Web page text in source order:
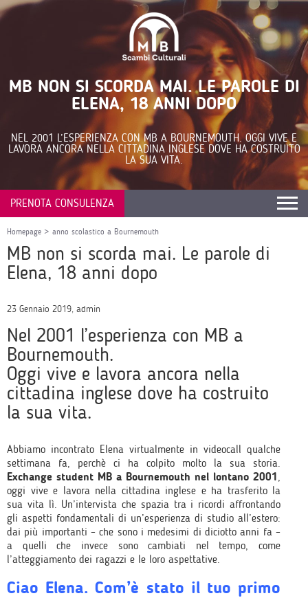
MB NON SI SCORDA MAI. LE PAROLE DI
ELENA, 18 ANNI DOPO
NEL 2001 L’ESPERIENZA CON MB A BOURNEMOUTH. OGGI VIVE E
LAVORA ANCORA NELLA CITTADINA INGLESE DOVE HA COSTRUITO
LA SUA VITA.
PRENOTA CONSULENZA
Homepage > anno scolastico a Bournemouth
MB non si scorda mai. Le parole di
Elena, 18 anni dopo
23 Gennaio 2019, admin
Nel 2001 l’esperienza con MB a
Bournemouth.
Oggi vive e lavora ancora nella
cittadina inglese dove ha costruito
la sua vita.
Abbiamo incontrato Elena virtualmente in videocall qualche
settimana fa, perchè ci ha colpito molto la sua storia.
Exchange student MB a Bournemouth nel lontano 2001,
oggi vive e lavora nella cittadina inglese e ha trasferito la
sua vita lì. Un’intervista che spazia tra i ricordi affrontando
gli aspetti fondamentali di un’esperienza di studio all’estero:
dai più importanti – che sono i medesimi di diciotto anni fa –
a quelli che invece sono cambiati nel tempo, come
l’atteggiamento dei ragazzi e le loro aspettative.
Ciao Elena. Com’è stato il tuo primo